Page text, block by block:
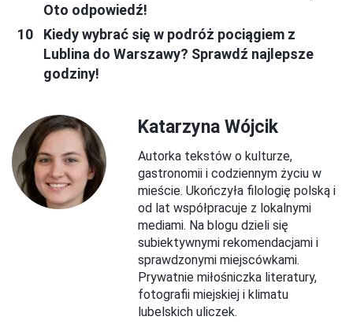
Oto odpowiedź!
Kiedy wybrać się w podróż pociągiem z
Lublina do Warszawy? Sprawdź najlepsze
godziny!
Katarzyna Wójcik
Autorka tekstów o kulturze,
gastronomii i codziennym życiu w
mieście. Ukończyła filologię polską i
od lat współpracuje z lokalnymi
mediami. Na blogu dzieli się
subiektywnymi rekomendacjami i
sprawdzonymi miejscówkami.
Prywatnie miłośniczka literatury,
fotografii miejskiej i klimatu
lubelskich uliczek.